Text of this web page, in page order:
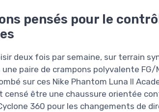
pensés pour le
deux fois par semaine, sur terrain
paire de crampons polyvalente
sur ces Nike Phantom Luna II
censé être une chaussure orientée
360 pour les changements de